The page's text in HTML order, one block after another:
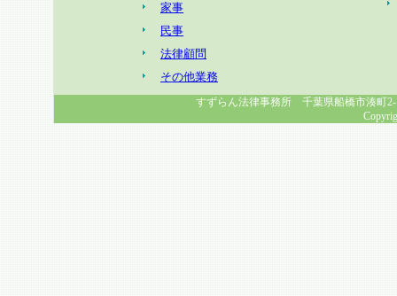
家事
民事
法律顧問
その他業務
すずらん法律事務所 千葉県船橋市湊町